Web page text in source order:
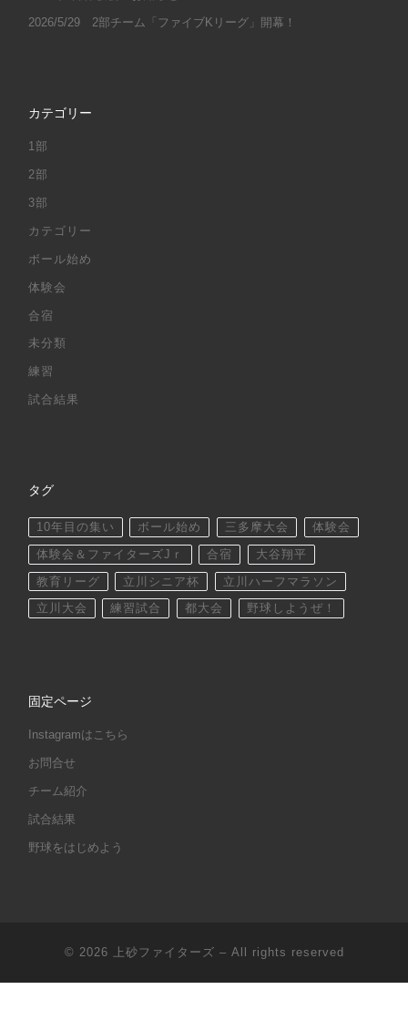
2026/5/29 2部チーム「ファイブKリーグ」開幕！
カテゴリー
1部
2部
3部
カテゴリー
ボール始め
体験会
合宿
未分類
練習
試合結果
タグ
10年目の集い ボール始め 三多摩大会 体験会
体験会＆ファイターズJｒ 合宿 大谷翔平
教育リーグ 立川シニア杯 立川ハーフマラソン
立川大会 練習試合 都大会 野球しようぜ！
固定ページ
Instagramはこちら
お問合せ
チーム紹介
試合結果
野球をはじめよう
© 2026 上砂ファイターズ – All rights reserved